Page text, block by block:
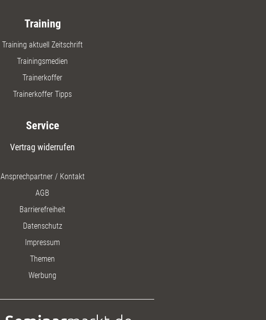
Training
Training aktuell Zeitschrift
Trainingsmedien
Trainerkoffer
Trainerkoffer Tipps
Service
Vertrag widerrufen
Ansprechpartner / Kontakt
AGB
Barrierefreiheit
Datenschutz
Impressum
Themen
Werbung